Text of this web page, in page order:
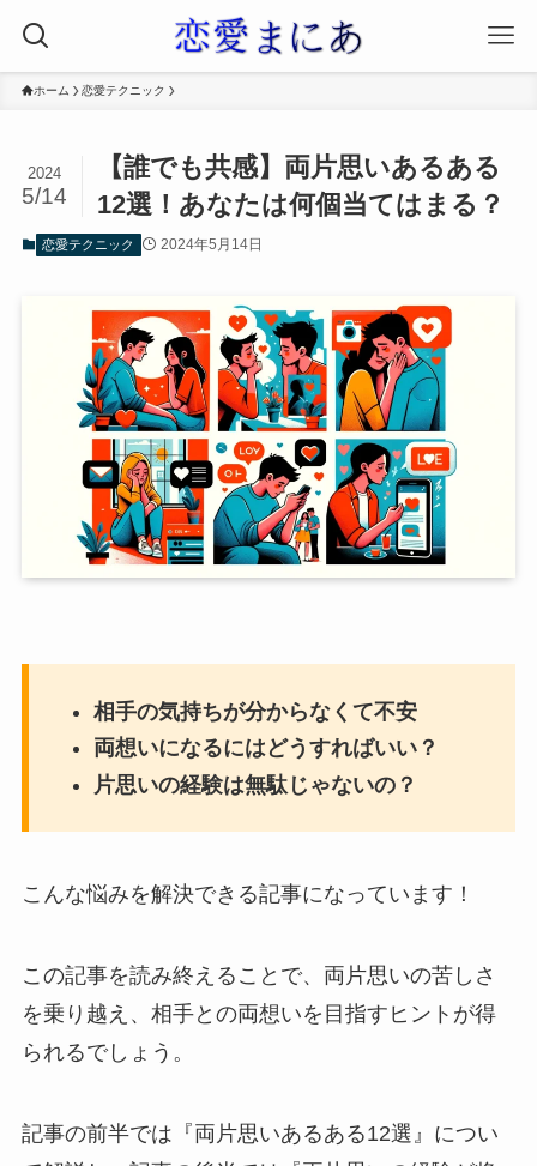
ホーム 恋愛テクニック
【誰でも共感】両片思いあるある
12選！あなたは何個当てはまる？
2024
5/14
恋愛テクニック 2024年5月14日
相手の気持ちが分からなくて不安
両想いになるにはどうすればいい？
片思いの経験は無駄じゃないの？
こんな悩みを解決できる記事になっています！
この記事を読み終えることで、両片思いの苦しさ
を乗り越え、相手との両想いを目指すヒントが得
られるでしょう。
記事の前半では『両片思いあるある12選』につい